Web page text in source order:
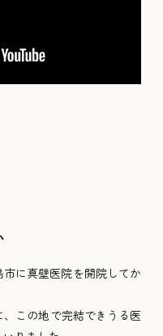
に真壁医院を開院してか
この地で完結できうる医